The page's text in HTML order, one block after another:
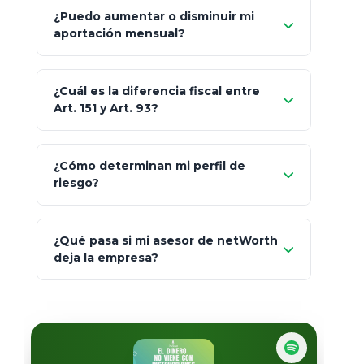
Seguros Monterrey
Skandia (Crea)
MetLife (MetaLife)
Prudential
Fintual
¿Puedo aumentar o disminuir mi
aportación mensual?
¿Cuál es la diferencia fiscal entre
Art. 151 y Art. 93?
Art.
93
totalmente
libres de impuestos
¿Cómo determinan mi perfil de
riesgo?
¿Qué pasa si mi asesor de netWorth
deja la empresa?
reasigna
automáticamente